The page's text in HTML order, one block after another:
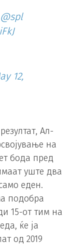
@spl
12,
Ал-
на
бода пред
уште два
еден.
подобра
15-от тим на
ќе ја
од 2019